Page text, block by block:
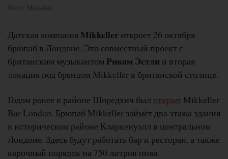
Фото: Mikkeller
Датская компания Mikkeller откроет 26 октября
брюпаб в Лондоне. Это совместный проект с
британским музыкантом Риком Эстли и вторая
локация под брендом Mikkeller в британской столице.
Годом ранее в районе Шоредхич был открыт Mikkeller
Bar London. Брюпаб Mikkeller займёт два этажа здания
в историческом районе Кларкенуэлл в центральном
Лондоне. Здесь будут работать бар и ресторан, а также
варочный порядок на 750 литров пива.